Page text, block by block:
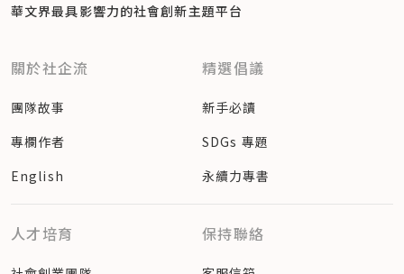
華文界最具影響力的社會創新主題平台
關於社企流
團隊故事
專欄作者
English
精選倡議
新手必讀
SDGs 專題
永續力專書
人才培育 保持聯絡